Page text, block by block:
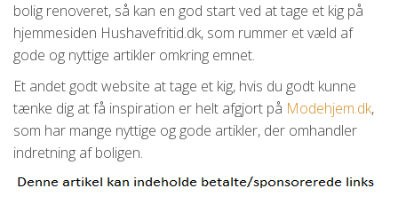
bolig renoveret, så kan en god start ved at tage et kig på
hjemmesiden Hushavefritid.dk, som rummer et væld af
gode og nyttige artikler omkring emnet.
Et andet godt website at tage et kig, hvis du godt kunne
tænke dig at få inspiration er helt afgjort på Modehjem.dk,
som har mange nyttige og gode artikler, der omhandler
indretning af boligen.